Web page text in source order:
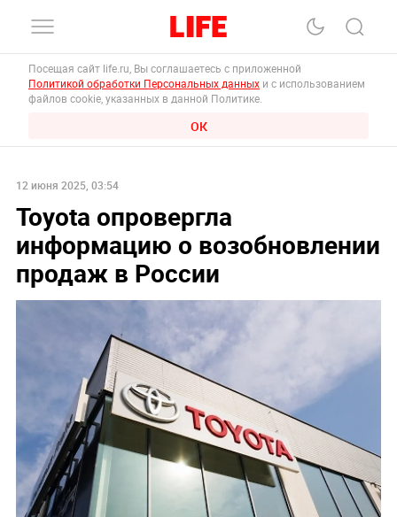
Посещая сайт life.ru, Вы соглашаетесь с приложенной
Политикой обработки Персональных данных и с использованием
файлов cookie, указанных в данной Политике.
ОК
12 июня 2025, 03:54
Toyota опровергла
информацию о возобновлении
продаж в России